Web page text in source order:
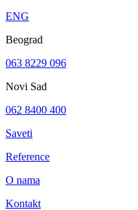
ENG
Beograd
063 8229 096
Novi Sad
062 8400 400
Saveti
Reference
O nama
Kontakt